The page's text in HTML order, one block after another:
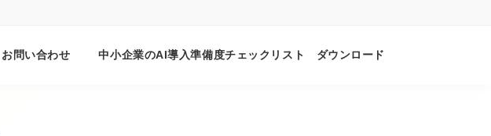
お問い合わせ 中小企業のAI導入準備度チェックリスト ダウンロード